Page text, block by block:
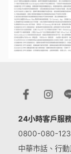
24小時客戶服
0800-080-
中華市話、行